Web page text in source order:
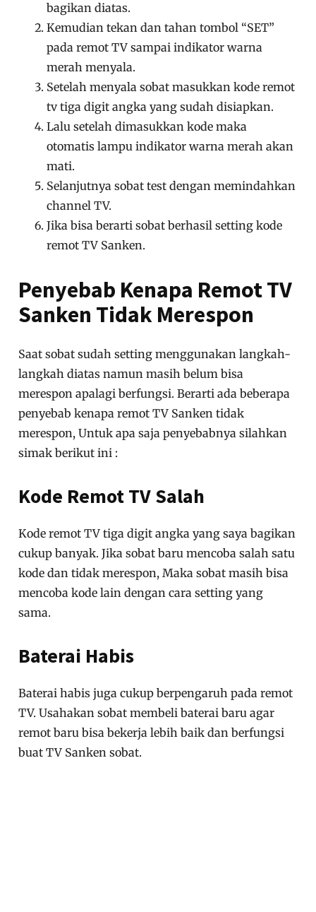
bagikan diatas.
Kemudian tekan dan tahan tombol “SET”
pada remot TV sampai indikator warna
merah menyala.
Setelah menyala sobat masukkan kode remot
tv tiga digit angka yang sudah disiapkan.
Lalu setelah dimasukkan kode maka
otomatis lampu indikator warna merah akan
mati.
Selanjutnya sobat test dengan memindahkan
channel TV.
Jika bisa berarti sobat berhasil setting kode
remot TV Sanken.
Penyebab Kenapa Remot TV
Sanken Tidak Merespon
Saat sobat sudah setting menggunakan langkah-
langkah diatas namun masih belum bisa
merespon apalagi berfungsi. Berarti ada beberapa
penyebab kenapa remot TV Sanken tidak
merespon, Untuk apa saja penyebabnya silahkan
simak berikut ini :
Kode Remot TV Salah
Kode remot TV tiga digit angka yang saya bagikan
cukup banyak. Jika sobat baru mencoba salah satu
kode dan tidak merespon, Maka sobat masih bisa
mencoba kode lain dengan cara setting yang
sama.
Baterai Habis
Baterai habis juga cukup berpengaruh pada remot
TV. Usahakan sobat membeli baterai baru agar
remot baru bisa bekerja lebih baik dan berfungsi
buat TV Sanken sobat.